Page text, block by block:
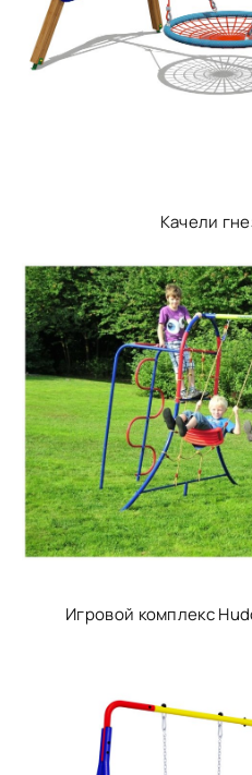
Качели
Игровой комплекс